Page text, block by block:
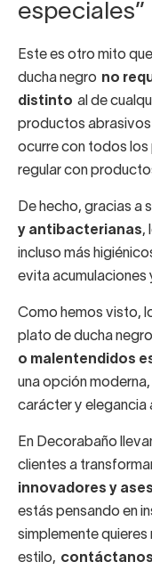
especiales”
Este es otro mito
ducha negro no
distinto al de
productos
ocurre con todos los
regular con
De hecho, gracias a
y antibacterianas,
incluso más
evita acumulaciones
Como hemos visto,
plato de ducha
o malentendidos
una opción
carácter y elegancia
En Decorabaño
clientes a
innovadores y
estás pensando en
simplemente
estilo,